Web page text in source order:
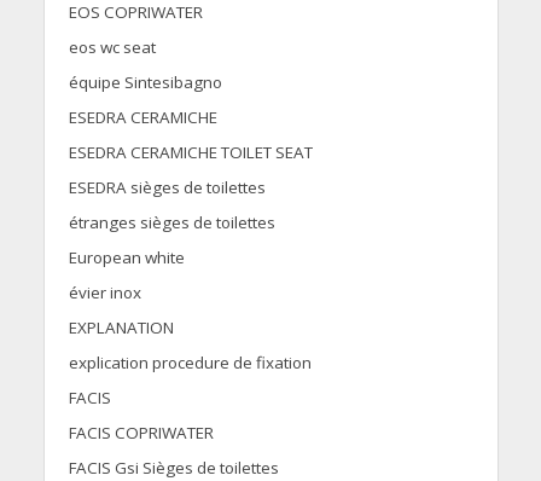
EOS COPRIWATER
eos wc seat
équipe Sintesibagno
ESEDRA CERAMICHE
ESEDRA CERAMICHE TOILET SEAT
ESEDRA sièges de toilettes
étranges sièges de toilettes
European white
évier inox
EXPLANATION
explication procedure de fixation
FACIS
FACIS COPRIWATER
FACIS Gsi Sièges de toilettes